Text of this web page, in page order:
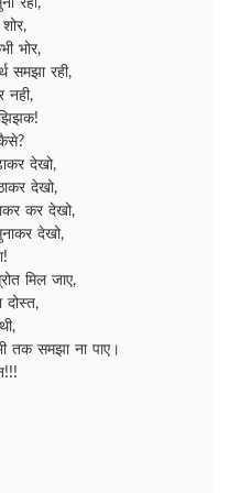
रही,
भोर,
समझा रही,
नही,
देखो,
देखो,
कर देखो,
देखो,
मिल जाए,
दोस्त,
तक समझा ना पाए।